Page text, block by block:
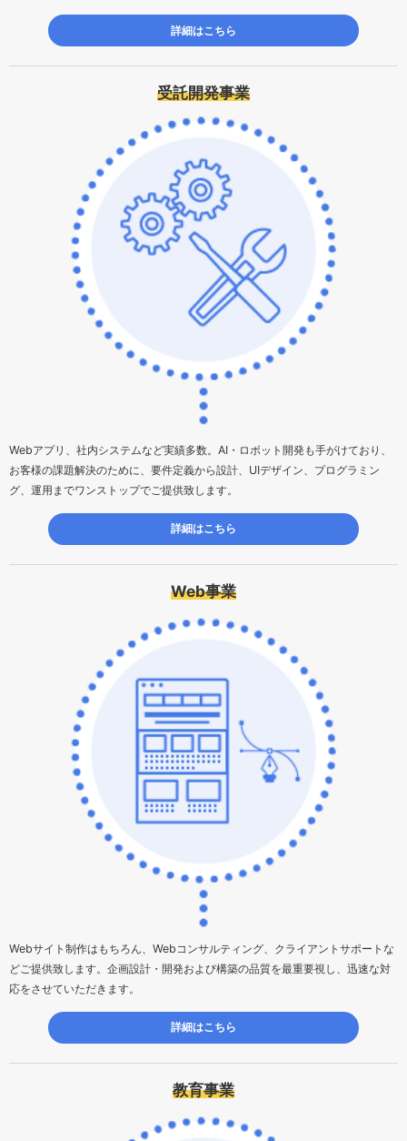
詳細はこちら
受託開発事業
Webアプリ、社内システムなど実績多数。AI・ロボット開発も手がけており、
お客様の課題解決のために、要件定義から設計、UIデザイン、プログラミン
グ、運用までワンストップでご提供致します。
詳細はこちら
Web事業
Webサイト制作はもちろん、Webコンサルティング、クライアントサポートな
どご提供致します。企画設計・開発および構築の品質を最重要視し、迅速な対
応をさせていただきます。
詳細はこちら
教育事業